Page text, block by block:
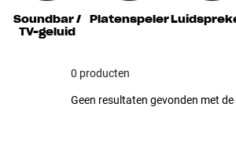
Soundbar /
TV-geluid
Platenspeler
0 producten
Geen resultaten gevonden met